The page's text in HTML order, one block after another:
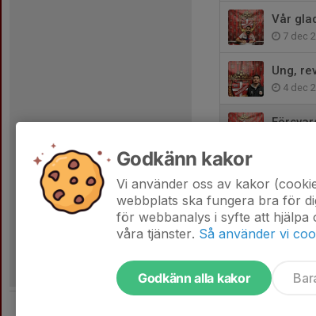
Vår
7 dec
Ung,
4 dec
Ung,
2 dec
Godkänn kakor
Vi använder oss av kakor
webbplats ska fungera bra för
för webbanalys i syfte att hjälpa
våra tjänster. Så använder vi
Godkänn alla kakor